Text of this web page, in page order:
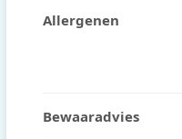
Allergenen
Bewaaradvies